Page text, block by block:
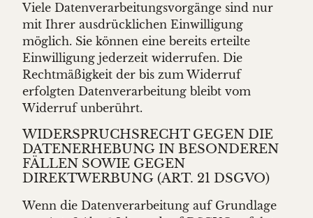
Viele Datenverarbeitungsvorgänge sind nur
mit Ihrer ausdrücklichen Einwilligung
möglich. Sie können eine bereits erteilte
Einwilligung jederzeit widerrufen. Die
Rechtmäßigkeit der bis zum Widerruf
erfolgten Datenverarbeitung bleibt vom
Widerruf unberührt.
WIDERSPRUCHSRECHT GEGEN DIE
DATENERHEBUNG IN BESONDEREN
FÄLLEN SOWIE GEGEN
DIREKTWERBUNG (ART. 21 DSGVO)
Wenn die Datenverarbeitung auf Grundlage